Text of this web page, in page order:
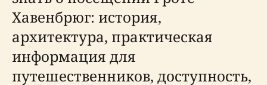
Хавенбрюг: история,
архитектура, практическая
информация для
путешественников, доступность,